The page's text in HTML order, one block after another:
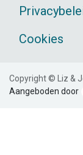
Cookies
Copyright © Liz &
Aangeboden door